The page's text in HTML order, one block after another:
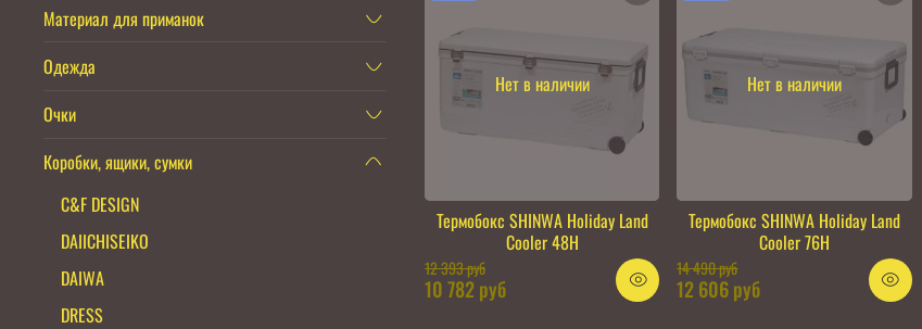
Нет в наличии
Термобокс SHINWA Holiday Land
Cooler 48H
12 393 руб
10 782 руб
Нет в наличии
Термобокс SHINWA Holiday Land
Cooler 76H
14 490 руб
12 606 руб
Материал для приманок
Одежда
Очки
Коробки, ящики, сумки
C&F DESIGN
DAIICHISEIKO
DAIWA
DRESS